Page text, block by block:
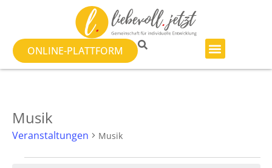
ONLINE-PLATTFORM
Musik
Veranstaltungen Musik